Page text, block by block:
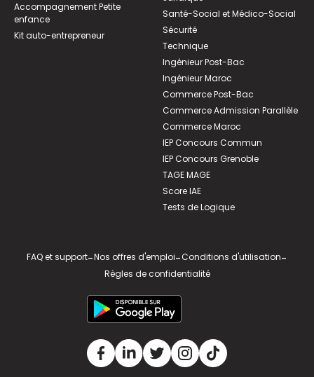
Accompagnement Petite
enfance
Kit auto-entrepreneur
Santé-Social et Médico-Social
Sécurité
Technique
Ingénieur Post-Bac
Ingénieur Maroc
Commerce Post-Bac
Commerce Admission Parallèle
Commerce Maroc
IEP Concours Commun
IEP Concours Grenoble
TAGE MAGE
Score IAE
Tests de Logique
FAQ et support-Nos offres d'emploi-Conditions d'utilisation-
Règles de confidentialité